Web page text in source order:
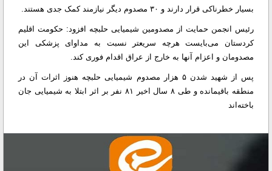
بسیار خطرناکی قرار دارند و ۳۰ مصدوم دیگر نیازمند کمک جدی هستند.
رئیس انجمن حمایت از مصدومین شیمیایی حلبچه افزود: حکومت اقلیم
کردستان می‌بایست هرچه سریعتر نسبت به مداوای پزشکی این
مصدومان و اعزام آنها به خارج از عراق اقدام فوری کند.
پس از شهید شدن ۵ هزار مصدوم شیمیایی حلبچه هنوز اثرات آن در
منطقه باقیمانده و طی ۸ سال اخیر ۸۱ نفر بر اثر ابتلا به شیمیایی جان
باخته‌اند